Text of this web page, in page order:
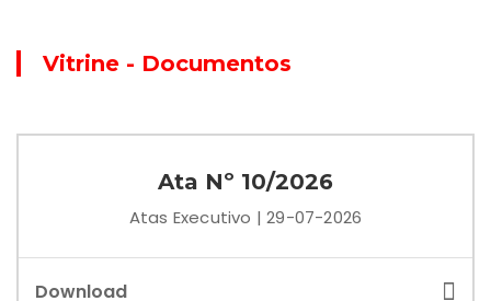
Vitrine - Documentos
Ata Nº 10/2026
Atas Executivo | 29-07-2026
Download